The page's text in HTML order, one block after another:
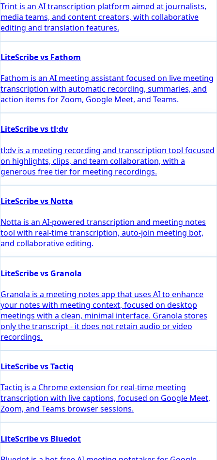
Trint is an AI transcription platform aimed at journalists,
media teams, and content creators, with collaborative
editing and translation features.
LiteScribe vs Fathom
Fathom is an AI meeting assistant focused on live meeting
transcription with automatic recording, summaries, and
action items for Zoom, Google Meet, and Teams.
LiteScribe vs tl;dv
tl;dv is a meeting recording and transcription tool focused
on highlights, clips, and team collaboration, with a
generous free tier for meeting recordings.
LiteScribe vs Notta
Notta is an AI-powered transcription and meeting notes
tool with real-time transcription, auto-join meeting bot,
and collaborative editing.
LiteScribe vs Granola
Granola is a meeting notes app that uses AI to enhance
your notes with meeting context, focused on desktop
meetings with a clean, minimal interface. Granola stores
only the transcript - it does not retain audio or video
recordings.
LiteScribe vs Tactiq
Tactiq is a Chrome extension for real-time meeting
transcription with live captions, focused on Google Meet,
Zoom, and Teams browser sessions.
LiteScribe vs Bluedot